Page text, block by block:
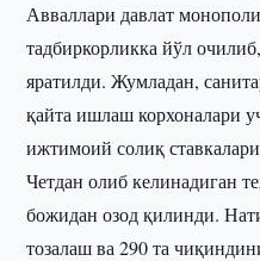
Авваллари давлат
тадбиркорликка йўл
яратилди. Жумладан,
қайта ишлаш корхоналари
ижтимоий солиқ
Четдан олиб келинадиган
божидан озод қилинди.
тозалаш ва 290 та